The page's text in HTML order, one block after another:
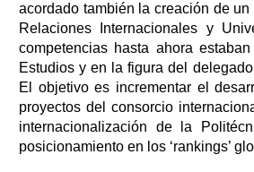
acordado también la creación de
Relaciones Internacionales y
competencias hasta ahora
Estudios y en la figura del
El objetivo es incrementar el
proyectos del consorcio
internacionalización de la
posicionamiento en los ‘rankings’